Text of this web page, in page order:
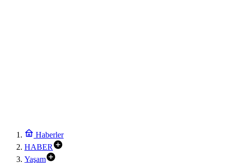
Haberler
HABER
Yaşam